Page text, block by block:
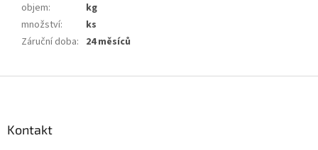
objem:
kg
množství:
ks
Záruční doba: 24 měsíců
Kontakt